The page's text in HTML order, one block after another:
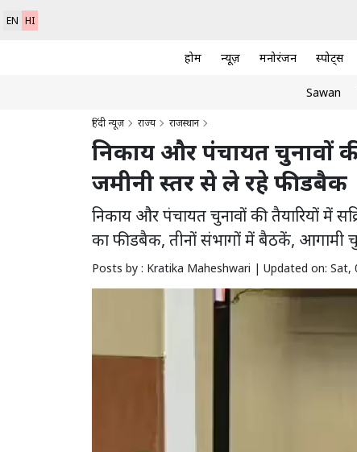
EN HI
होम न्यूज़ मनोरंजन स्पोर्ट्स
Sawan
हिंदी न्यूज़ राज्य राजस्थान
निकाय और पंचायत चुनावों
जमीनी स्तर से ले रहे फीडबैक
निकाय और पंचायत चुनावों की तैयारियों में
का फीडबैक, तीनों संभागों में बैठकें, आगामी
Posts by : Kratika Maheshwari | Updated on: Sat,